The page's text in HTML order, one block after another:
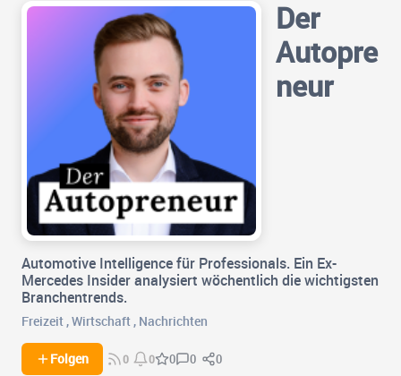
Der
Autopre
neur
Automotive Intelligence für Professionals. Ein Ex-
Mercedes Insider analysiert wöchentlich die wichtigsten
Branchentrends.
Freizeit ,Wirtschaft , Nachrichten
Folgen 0 0 0 0 0